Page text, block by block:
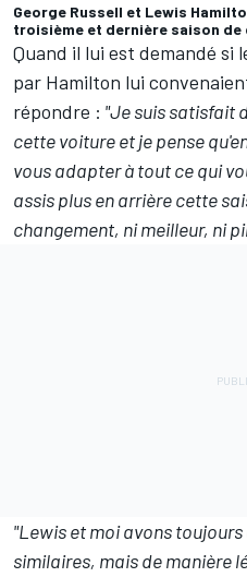
George Russell et Lewis
troisième et dernière saison
Quand il lui est demandé si
par Hamilton lui
répondre : "Je suis satisfait
cette voiture et je pense
vous adapter à tout ce qui
assis plus en arrière cette
changement, ni meilleur, ni
"Lewis et moi avons
similaires, mais de manière